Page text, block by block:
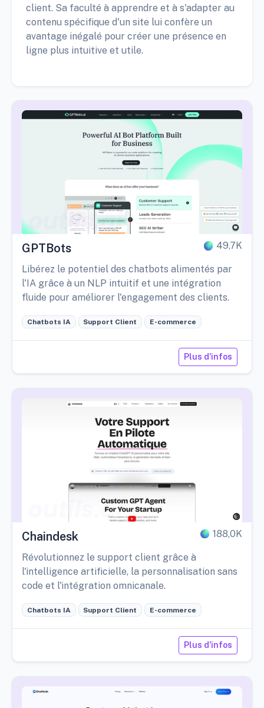
client. Sa faculté à apprendre et à s'adapter au
contenu spécifique d'un site lui confère un
avantage inégalé pour créer une présence en
ligne plus intuitive et utile.
GPTBots 49,7K
Libérez le potentiel des chatbots alimentés par
l'IA grâce à un NLP intuitif et une intégration
fluide pour améliorer l'engagement des clients.
Chatbots IA Support Client E-commerce
Plus d'infos
Chaindesk 188,0K
Révolutionnez le support client grâce à
l'intelligence artificielle, la personnalisation sans
code et l'intégration omnicanale.
Chatbots IA Support Client E-commerce
Plus d'infos